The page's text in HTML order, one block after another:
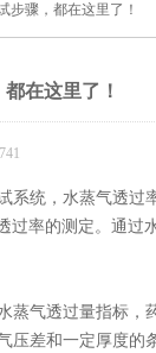
步骤，都在这里了！
在这里了！
系统，水蒸气透过
过率的测定。通过
气透过量指标，
压差和一定厚度的